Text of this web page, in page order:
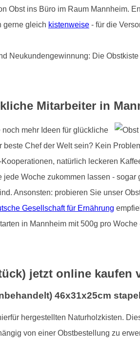
Obst ins Büro im Raum Mannheim.
gerne gleich kistenweise- für die
Neukundengewinnung: Die Obstkiste
Mitarbeiter in
mehr Ideen für glückliche
beste Chef der Welt sein? Kein
natürlich leckeren
Woche zukommen lassen -
Ansonsten: probieren Sie unser
Gesellschaft für Ernährung
in Mannheim mit 500g pro
jetzt online kaufen
46x31x25cm
hergestellten Naturholzkisten.
von einer Obstbestellung zu